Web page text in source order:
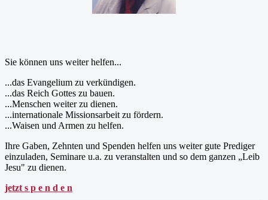
Sie können uns weiter helfen...
...das Evangelium zu verkündigen.
...das Reich Gottes zu bauen.
...Menschen weiter zu dienen.
...internationale Missionsarbeit zu fördern.
...Waisen und Armen zu helfen.
Ihre Gaben, Zehnten und Spenden helfen uns weiter gute Prediger
einzuladen, Seminare u.a. zu veranstalten und so dem ganzen „Leib
Jesu" zu dienen.
jetzt s p e n d e n